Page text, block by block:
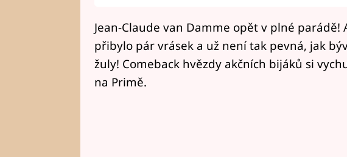
Jean-Claude van Damme opět v plné parádě!
přibylo pár vrásek a už není tak pevná, jak
žuly! Comeback hvězdy akčních bijáků si
na Primě.